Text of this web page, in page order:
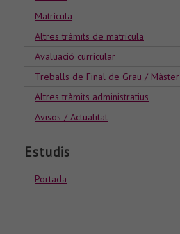
Matrícula
Altres tràmits de matrícula
Avaluació curricular
Treballs de Final de Grau / Màster
Altres tràmits administratius
Avisos / Actualitat
Estudis
Portada